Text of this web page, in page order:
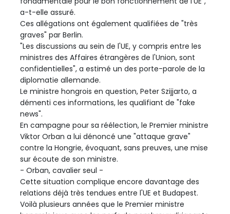
a-t-elle assuré.
Ces allégations ont également qualifiées de "très
graves" par Berlin.
"Les discussions au sein de l'UE, y compris entre les
ministres des Affaires étrangères de l'Union, sont
confidentielles", a estimé un des porte-parole de la
diplomatie allemande.
Le ministre hongrois en question, Peter Szijjarto, a
démenti ces informations, les qualifiant de "fake
news".
En campagne pour sa réélection, le Premier ministre
Viktor Orban a lui dénoncé une "attaque grave"
contre la Hongrie, évoquant, sans preuves, une mise
sur écoute de son ministre.
- Orban, cavalier seul -
Cette situation complique encore davantage des
relations déjà très tendues entre l'UE et Budapest.
Voilà plusieurs années que le Premier ministre